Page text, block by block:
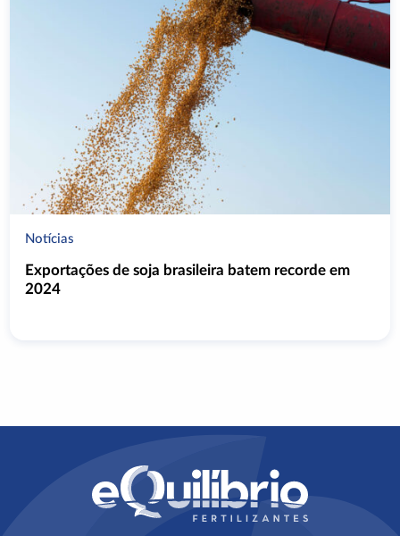
Notícias
Exportações de soja brasileira batem recorde em
2024